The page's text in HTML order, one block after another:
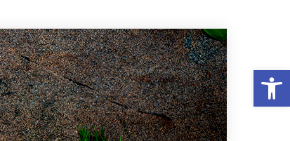
פתח סרגל נגישות